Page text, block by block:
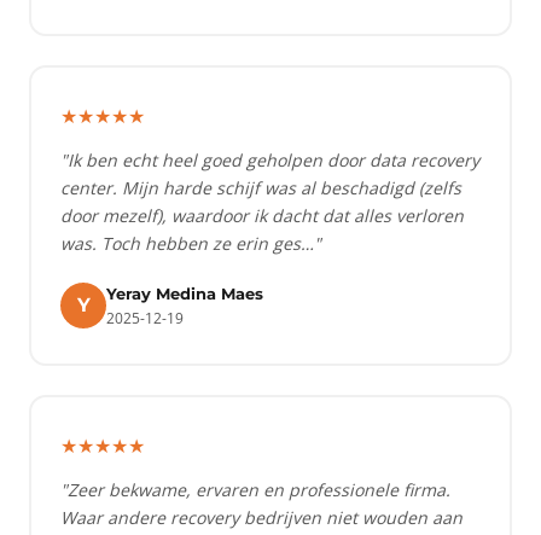
★★★★★
"Ik ben echt heel goed geholpen door data recovery
center. Mijn harde schijf was al beschadigd (zelfs
door mezelf), waardoor ik dacht dat alles verloren
was. Toch hebben ze erin ges…"
Y
Yeray Medina Maes
2025-12-19
★★★★★
"Zeer bekwame, ervaren en professionele firma.
Waar andere recovery bedrijven niet wouden aan